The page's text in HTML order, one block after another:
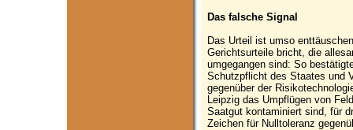
Das falsche Signal
Das Urteil ist umso
Gerichtsurteile bricht, die
umgegangen sind: So
Schutzpflicht des Staates und
gegenüber der
Leipzig das Umpflügen von
Saatgut kontaminiert sind, für
Zeichen für Nulltoleranz